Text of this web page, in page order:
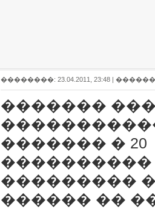
��������: 23.04.2011, 23:48 |
�������
������� � 20
����������
���������
������ ��